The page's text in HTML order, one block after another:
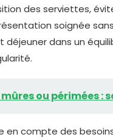
des serviettes,
soignée
dans un
ou périmées :
compte des